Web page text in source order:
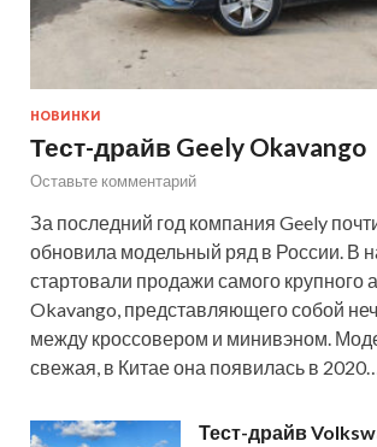
НОВИНКИ
Тест-драйв Geely Okavango
Оставьте комментарий
За последний год компания Geely
обновила модельный ряд в России. В
стартовали продажи самого крупного
Okavango, представляющего собой
между кроссовером и минивэном.
свежая, в Китае она появилась в
Тест-драйв